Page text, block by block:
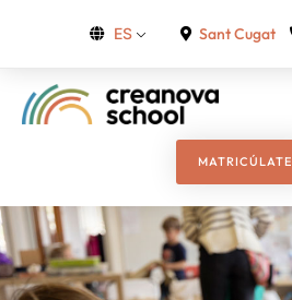
ES Sant Cugat
MATRICÚLATE